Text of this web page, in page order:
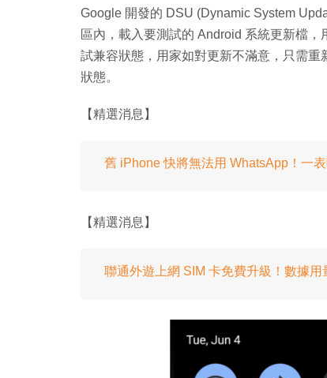
Google 開發的 DSU (Dynamic System
區內，載入要測試的 Android 系統更新檔
試兼容狀態，用家如對更新不滿意，只需
狀態。
【精選消息】
舊 iPhone 快將無法用 WhatsApp！一
【精選消息】
聯通外遊上網 SIM 卡免費升級！數據用